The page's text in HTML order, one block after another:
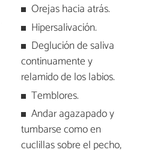
Orejas hacia atrás.
Hipersalivación.
Deglución de saliva
continuamente y
relamido de los labios.
Temblores.
Andar agazapado y
tumbarse como en
cuclillas sobre el pecho,